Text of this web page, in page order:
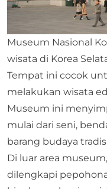
Museum Nasional
wisata di Korea
Tempat ini cocok
melakukan wisata
Museum ini
mulai dari seni,
barang budaya
Di luar area
dilengkapi